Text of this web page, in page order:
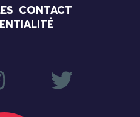
CONTACT